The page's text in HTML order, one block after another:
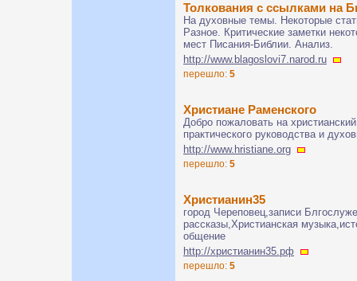
Толкования с ссылками на
На духовные темы. Некоторые
Разное. Критические заметки
мест Писания-Библии. Анализ.
http://www.blagoslovi7.narod.ru
перешло: 5
Христиане Раменского
Добро пожаловать на
практического руководства и
http://www.hristiane.org
перешло: 5
Христианин35
город Череповец,записи
рассказы,Христианская
общение
http://христианин35.рф
перешло: 5